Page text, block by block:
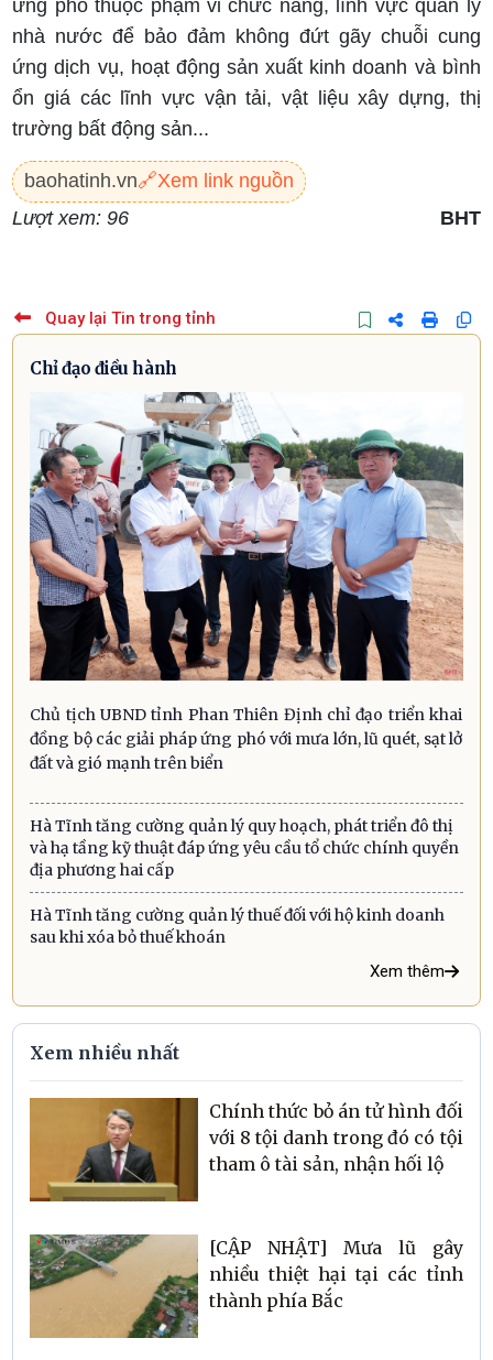
ứng phó thuộc phạm vi chức năng, lĩnh vực quản lý
nhà nước để bảo đảm không đứt gãy chuỗi cung
ứng dịch vụ, hoạt động sản xuất kinh doanh và bình
ổn giá các lĩnh vực vận tải, vật liệu xây dựng, thị
trường bất động sản...
baohatinh.vn🔗Xem link nguồn
Lượt xem: 96
BHT
Quay lại Tin trong tỉnh
Chỉ đạo điều hành
Chủ tịch UBND tỉnh Phan Thiên Định chỉ đạo triển khai
đồng bộ các giải pháp ứng phó với mưa lớn, lũ quét, sạt lở
đất và gió mạnh trên biển
Hà Tĩnh tăng cường quản lý quy hoạch, phát triển đô thị
và hạ tầng kỹ thuật đáp ứng yêu cầu tổ chức chính quyền
địa phương hai cấp
Hà Tĩnh tăng cường quản lý thuế đối với hộ kinh doanh
sau khi xóa bỏ thuế khoán
Xem thêm
Xem nhiều nhất
Chính thức bỏ án tử hình đối
với 8 tội danh trong đó có tội
tham ô tài sản, nhận hối lộ
[CẬP NHẬT] Mưa lũ gây
nhiều thiệt hại tại các tỉnh
thành phía Bắc